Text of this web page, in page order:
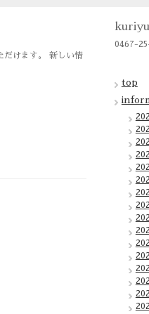
だけます。 新しい情
0467-
top